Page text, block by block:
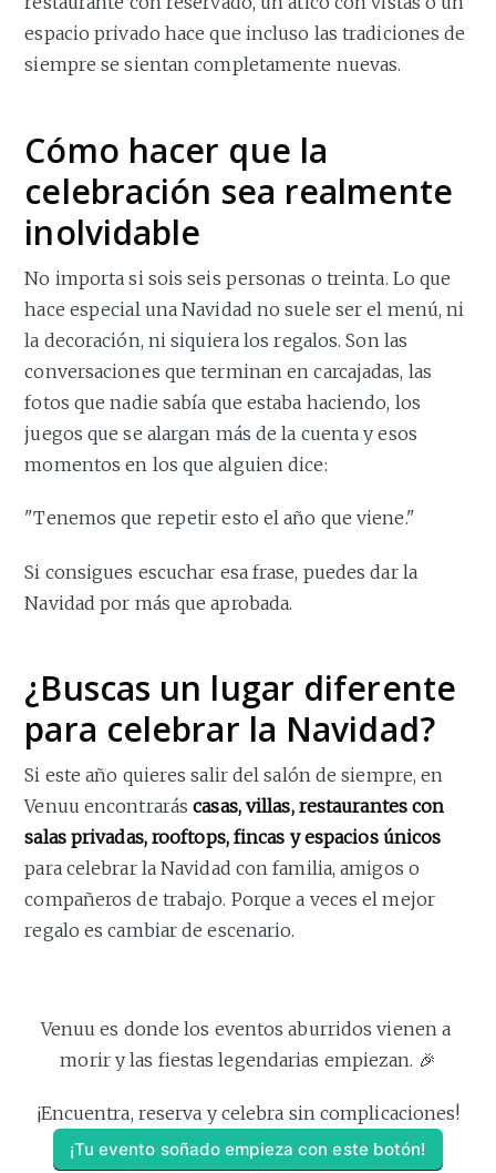
espacio privado hace que incluso las tradiciones de
siempre se sientan completamente nuevas.
Cómo hacer que la
celebración sea realmente
inolvidable
No importa si sois seis personas o treinta. Lo que
hace especial una Navidad no suele ser el menú, ni
la decoración, ni siquiera los regalos. Son las
conversaciones que terminan en carcajadas, las
fotos que nadie sabía que estaba haciendo, los
juegos que se alargan más de la cuenta y esos
momentos en los que alguien dice:
"Tenemos que repetir esto el año que viene."
Si consigues escuchar esa frase, puedes dar la
Navidad por más que aprobada.
¿Buscas un lugar diferente
para celebrar la Navidad?
Si este año quieres salir del salón de siempre, en
Venuu encontraráscasas, villas, restaurantes con
salas privadas, rooftops, fincas y espacios únicos
para celebrar la Navidad con familia, amigos o
compañeros de trabajo. Porque a veces el mejor
regalo es cambiar de escenario.
Venuu es donde los eventos aburridos vienen a
morir y las fiestas legendarias empiezan. 🎉
¡Encuentra, reserva y celebra sin complicaciones!
¡Tu evento soñado empieza con este botón!